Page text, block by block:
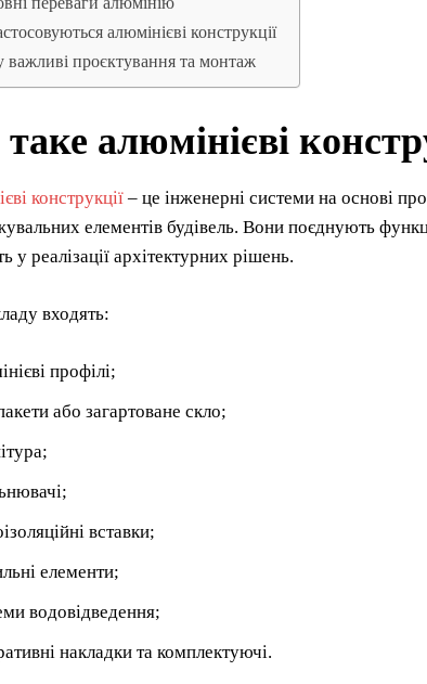
алюмінієві конструкції
важливі проєктування та монтаж
алюмінієві
конструкції – це інженерні системи на основі
елементів будівель. Вони поєднують
у реалізації архітектурних рішень.
входять:
профілі;
або загартоване скло;
вставки;
елементи;
водовідведення;
накладки та комплектуючі.